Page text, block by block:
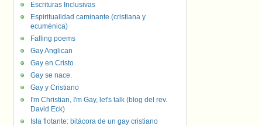
Escrituras Inclusivas
Espiritualidad caminante (cristiana y
ecuménica)
Falling poems
Gay Anglican
Gay en Cristo
Gay se nace.
Gay y Cristiano
I'm Christian, I'm Gay, let's talk (blog del rev.
David Eck)
Isla flotante: bitácora de un gay cristiano